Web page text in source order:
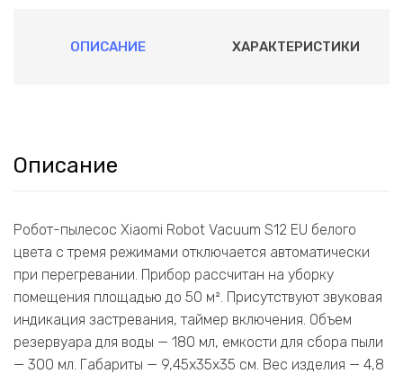
ОПИСАНИЕ ХАРАКТЕРИСТИКИ
Описание
Робот-пылесос Xiaomi Robot Vacuum S12 EU белого
цвета с тремя режимами отключается автоматически
при перегревании. Прибор рассчитан на уборку
помещения площадью до 50 м². Присутствуют звуковая
индикация застревания, таймер включения. Объем
резервуара для воды — 180 мл, емкости для сбора пыли
— 300 мл. Габариты — 9,45х35х35 см. Вес изделия — 4,8